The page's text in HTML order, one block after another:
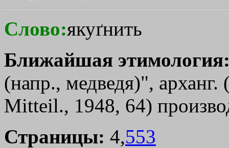
Слово:якуґнить
Ближайшая
(напр., медведя)",
Мitteil., 1948, 64)
Страницы: 4,553